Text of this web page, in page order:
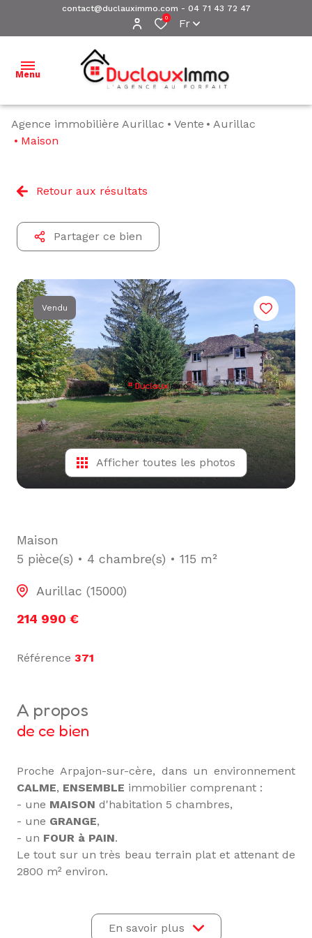
contact@duclauximmo.com - 04 71 43 72 47
0 Fr
Menu
ACCUEIL
BIENS À
VENDRE
NOS
BIENS
ESTIMATION
L'ÉQUIPE
ALERTE
E-MAIL
Agence immobilière Aurillac Vente
Aurillac
Maison
Retour aux résultats
Partager ce bien
Vendu
Afficher toutes les photos
Maison
5 pièce(s)
4 chambre(s) 115 m²
Aurillac (15000)
214 990 €
Référence 371
a propos
de ce bien
Proche Arpajon-sur-cère, dans un environnement
CALME, ENSEMBLE immobilier comprenant :
- une MAISON d'habitation 5 chambres,
- une GRANGE,
- un FOUR à PAIN.
Le tout sur un très beau terrain plat et attenant de
2800 m² environ.
En sous-sol : cave.En savoir plus